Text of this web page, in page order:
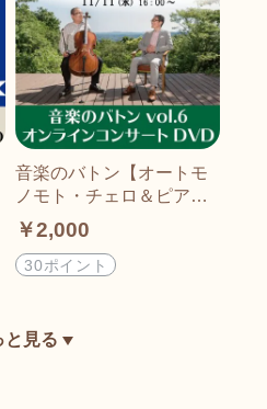
音楽のバトン【オートモ
ノモト・チェロ＆ピア
ノ】オンラインコンサー
トDVD/ブルーレイ
￥2,000
30ポイント
と見る